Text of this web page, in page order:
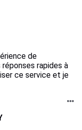
de
rapides à
ce service et je